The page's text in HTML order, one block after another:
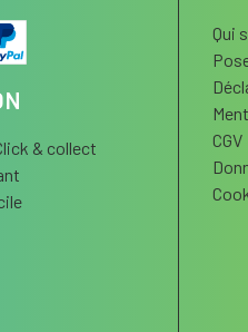
& collect
Qui
CGV